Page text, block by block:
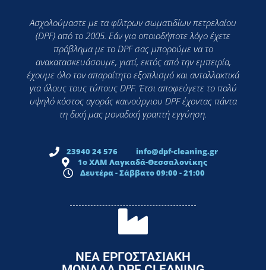
Ασχολούμαστε με τα φίλτρων σωματιδίων πετρελαίου
(DPF) από το 2005. Εάν για οποιοδήποτε λόγο έχετε
πρόβλημα με το DPF σας μπορούμε να το
ανακατασκευάσουμε, γιατί, εκτός από την εμπειρία,
έχουμε όλο τον απαραίτητο εξοπλισμό και ανταλλακτικά
για όλους τους τύπους DPF. Έτσι αποφεύγετε το πολύ
υψηλό κόστος αγοράς καινούργιου DPF έχοντας πάντα
τη δική μας μοναδική γραπτή εγγύηση.
23940 24 576
info@dpf-cleaning.gr
1ο ΧΛΜ Λαγκαδά-Θεσσαλονίκης
Δευτέρα - Σάββατο 09:00 - 21:00
ΝΕΑ ΕΡΓΟΣΤΑΣΙΑΚΗ